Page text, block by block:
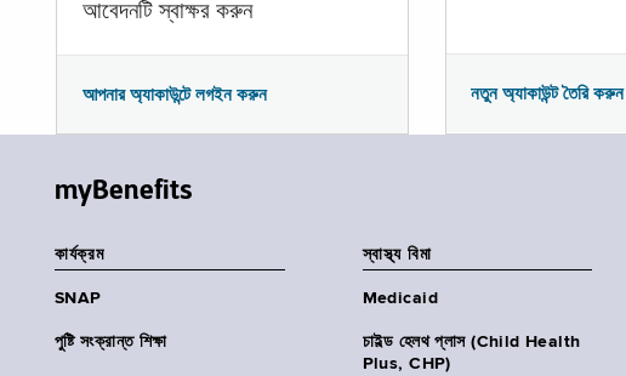
আবেদনটি স্বাক্ষর করুন
আপনার অ্যাকাউন্টে লগইন করুন নতুন অ্যাকাউন্ট তৈরি করুন
myBenefits
কার্যক্রম
SNAP
পুষ্টি সংক্রান্ত শিক্ষা
স্বাস্থ্য বিমা
Medicaid
চাইল্ড হেলথ প্লাস (Child Health
Plus, CHP)